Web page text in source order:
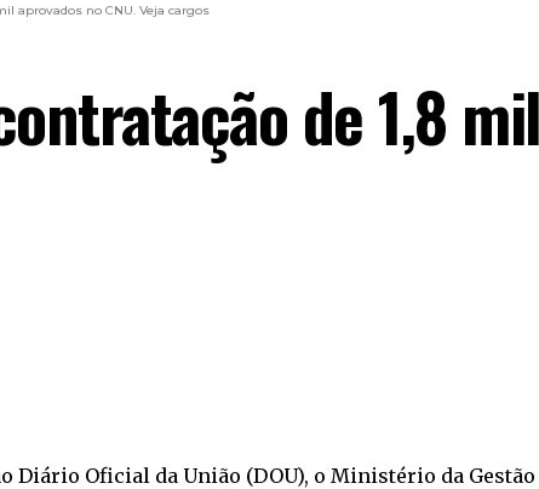
aprovados no CNU. Veja cargos
de 1,8
Diário Oficial da União (DOU), o Ministério da Gestão